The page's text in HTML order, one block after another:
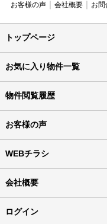
お客様の声
会社概要 お問
トップページ
お気に入り物件一覧
物件閲覧履歴
お客様の声
WEBチラシ
会社概要
ログイン